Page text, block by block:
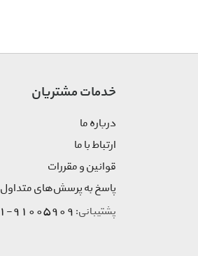
خدمات مشتریان
درباره ما
ارتباط با ما
قوانین و مقررات
پاسخ به پرسش‌های متداول
پشتیبانی: 91005909-021